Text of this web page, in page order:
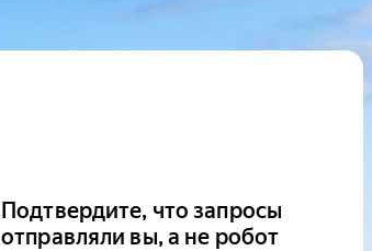
Подтвердите, что запросы
отправляли вы, а не робот